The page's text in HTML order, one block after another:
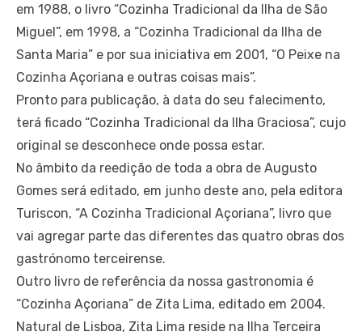
em 1988, o livro “Cozinha Tradicional da Ilha de São
Miguel”, em 1998, a “Cozinha Tradicional da Ilha de
Santa Maria” e por sua iniciativa em 2001, “O Peixe na
Cozinha Açoriana e outras coisas mais”.
Pronto para publicação, à data do seu falecimento,
terá ficado “Cozinha Tradicional da Ilha Graciosa”, cujo
original se desconhece onde possa estar.
No âmbito da reedição de toda a obra de Augusto
Gomes será editado, em junho deste ano, pela editora
Turiscon, “A Cozinha Tradicional Açoriana”, livro que
vai agregar parte das diferentes das quatro obras dos
gastrónomo terceirense.
Outro livro de referência da nossa gastronomia é
“Cozinha Açoriana” de Zita Lima, editado em 2004.
Natural de Lisboa, Zita Lima reside na Ilha Terceira